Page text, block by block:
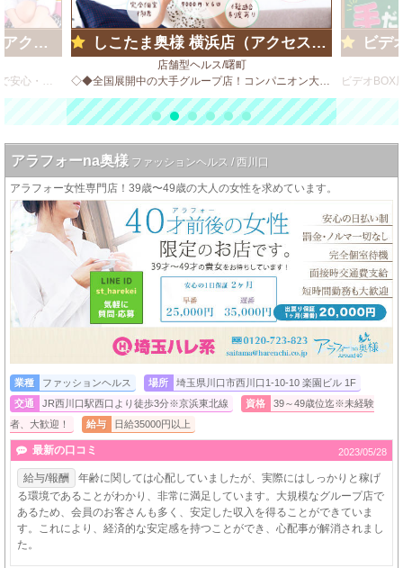
ープ)
ビデオBOX風 店舗型のソフトサービス店で安心・安全・高収入♪
しこたま奥様 横浜店（アクセスグループ）
店舗型ヘルス/曙町
◇◆全国展開中の大手グループ店！コンパニオン大募集◆◇
ビデ
アラフォーna奥様 ファッションヘルス / 西川口
アラフォー女性専門店！39歳〜49歳の大人の女性を求めています。
業種 ファッションヘルス 場所
埼玉県川口市西川口1-10-10 楽園ビル 1F
交通
JR西川口駅西口より徒歩3分※京浜東北線 資格
39～49歳位迄※未経験
者、大歓迎！
給与 日給35000円以上
最新の口コミ 2023/05/28
給与/報酬
年齢に関しては心配していましたが、実際にはしっかりと稼げ
る環境であることがわかり、非常に満足しています。大規模なグループ店で
あるため、会員のお客さんも多く、安定した収入を得ることができていま
す。これにより、経済的な安定感を持つことができ、心配事が解消されまし
た。